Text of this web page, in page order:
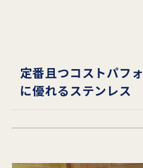
定番且つコストパフ
に優れるステンレス